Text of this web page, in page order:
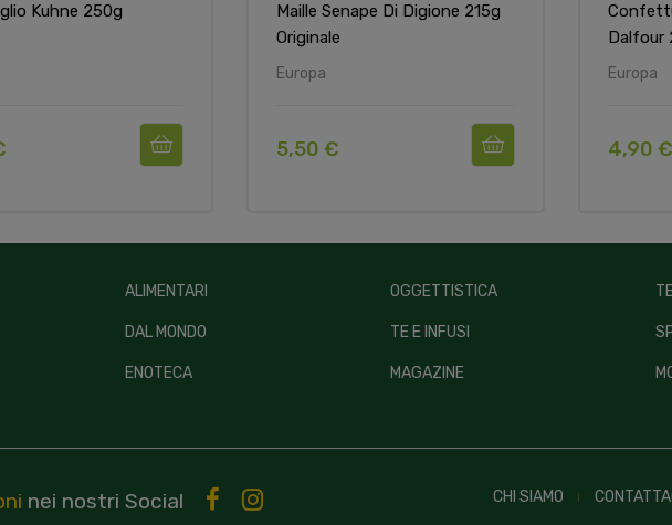
Kuhne 250g
Maille Senape Di Digione 215g
Originale
Europa
5,50 €
Dalfour
Europa
4,90 €
ALIMENTARI
DAL MONDO
ENOTECA
OGGETTISTICA
TE E INFUSI
MAGAZINE
nei nostri Social CHI SIAMO